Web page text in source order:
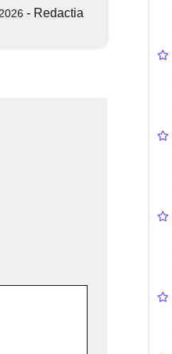
- Redactia